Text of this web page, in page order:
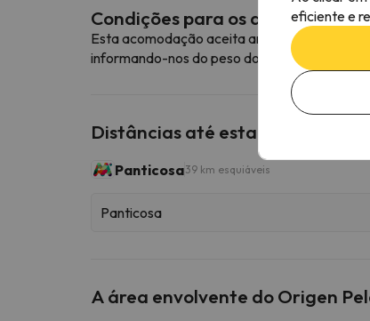
Condições para os animais de
Esta acomodação aceita animais de
informando-nos do peso do seu animal de
Distâncias até estações de esqui
Panticosa39 km esquiáveis
Panticosa
A área envolvente do Origen
eficiente e